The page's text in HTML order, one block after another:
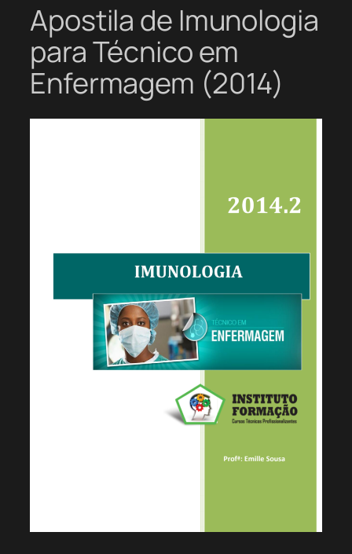
Apostila de Imunologia
para Técnico em
Enfermagem (2014)